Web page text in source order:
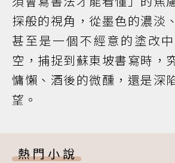
探般的視角，從墨色的濃淡
甚至是一個不經意的塗改
空，捕捉到蘇東坡書寫時，
慵懶、酒後的微醺，還是深
望。
熱門小說